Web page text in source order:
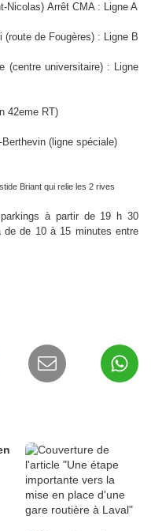
Nicolas) Arrêt CMA : Ligne A
(route de Fougères) : Ligne B
(centre universitaire) : Ligne
42eme RT)
(ligne spéciale)
Briant qui relie les 2 rives
à partir de 19 h 30
de 10 à 15 minutes entre